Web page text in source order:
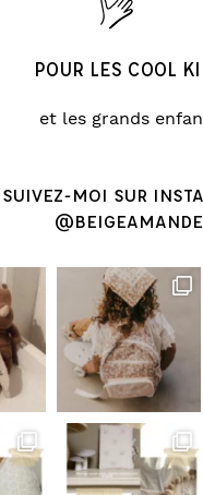
POUR LES COOL
et les grands
SUIVEZ-MOI SUR
@BEIGEAMANDE